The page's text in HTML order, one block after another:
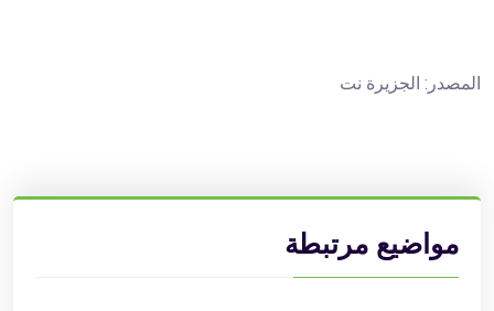
المصدر: الجزيرة نت
مواضيع مرتبطة